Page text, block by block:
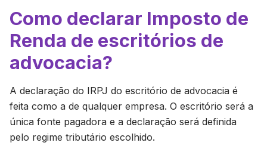
Como declarar Imposto de
Renda de escritórios de
advocacia?
A declaração do IRPJ do escritório de advocacia é
feita como a de qualquer empresa. O escritório será a
única fonte pagadora e a declaração será definida
pelo regime tributário escolhido.